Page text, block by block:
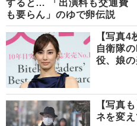
すると… 「出演料も交通費
も要らん」のゆで卵伝説
【写真
自衛隊
役、娘
【写真
ネを変